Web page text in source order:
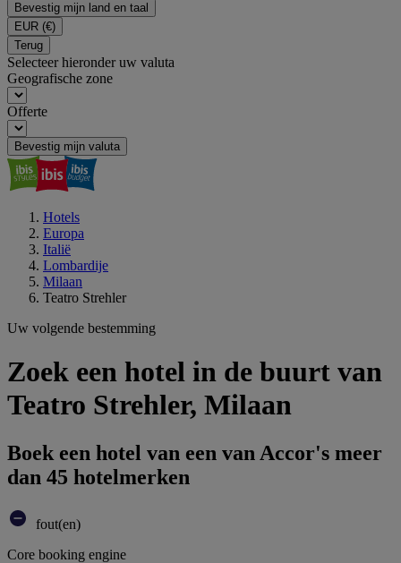
Bevestig mijn land en taal
EUR (€)
Terug
Selecteer hieronder uw valuta
Geografische zone
Offerte
Bevestig mijn valuta
Hotels
Europa
Italië
Lombardije
Milaan
Teatro Strehler
Uw volgende bestemming
Zoek een hotel in de buurt van
Teatro Strehler, Milaan
Boek een hotel van een van Accor's meer
dan 45 hotelmerken
fout(en)
Core booking engine